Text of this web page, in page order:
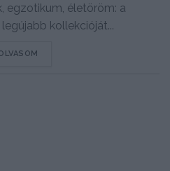
egzotikum, életöröm: a
kollekcióját...